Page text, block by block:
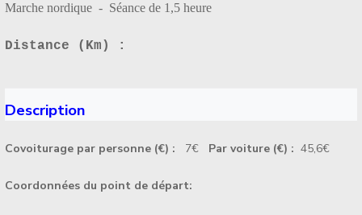
Marche nordique - Séance de 1,5 heure
Distance (Km) :
Description
Covoiturage par personne (€) : 7€ Par voiture (€) :45,6€
Coordonnées du point de départ: